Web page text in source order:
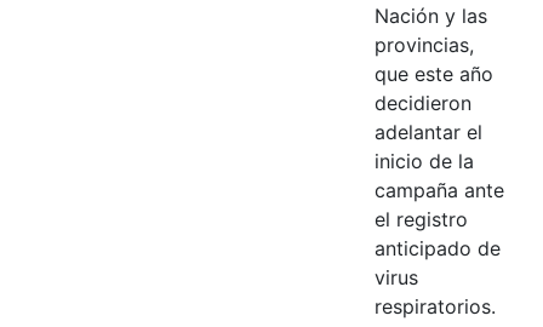
Nación y las
provincias,
que este año
decidieron
adelantar el
inicio de la
campaña ante
el registro
anticipado de
virus
respiratorios.